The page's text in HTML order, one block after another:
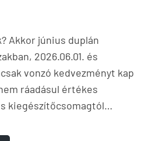
Akkor június duplán
2026.06.01. és
vonzó kedvezményt kap
ráadásul értékes
kiegészítőcsomagtól…